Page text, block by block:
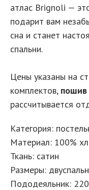
атлас Brignoli —
подарит вам
сна и станет
спальни.
Цены указаны на
комплектов, пошив
рассчитывается
Категория:
Материал: 100%
Ткань: сатин
Размеры:
Пододеяльник: